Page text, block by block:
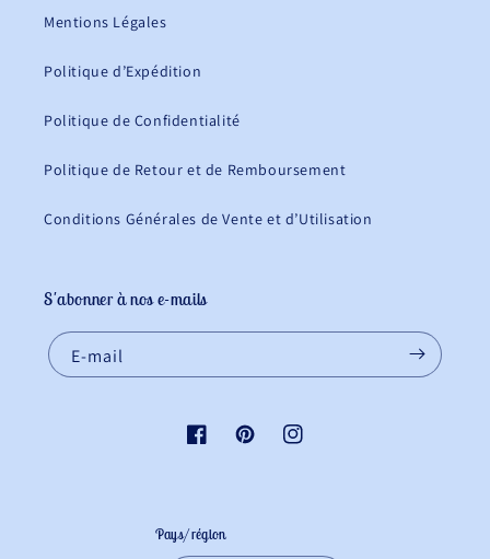
Mentions Légales
Politique d’Expédition
Politique de Confidentialité
Politique de Retour et de Remboursement
Conditions Générales de Vente et d’Utilisation
S'abonner à nos e-mails
E-mail
FacebookPinterestInstagram
Pays/région